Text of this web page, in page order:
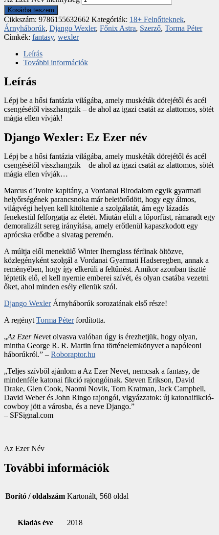
Kosárba teszem
Cikkszám: 9786155632662 Kategóriák: 18+ Felnőtteknek,
Árnyháborúk, Django Wexler, Főnix Astra, Szerző, Torma Péter
Címkék: fantasy, wexler
Leírás
További információk
Leírás
Lépj be a hősi fantázia világába, amely muskéták dörejétől és acél
csengésétől visszhangzik – de ahol az igazi csatát az alattomos, sötét
mágia ellen vívják!
Django Wexler: Ez Ezer név
Lépj be a hősi fantázia világába, amely muskéták dörejétől és acél
csengésétől visszhangzik – de ahol az igazi csatát az alattomos, sötét
mágia ellen vívják…
Marcus d’Ivoire kapitány, a Vordanai Birodalom egyik gyarmati
helyőrségének parancsnoka már beletörődött, hogy egy álmos,
világvégi helyen kell kitöltenie a szolgálatát, ám egy lázadás
fenekestül felforgatja az életét. Miután elült a lőporfüst, rámaradt egy
demoralizált sereg irányítása, amely erőtlenül kapaszkodott egy
aprócska erődbe a sivatag peremén.
A múltja elől menekülő Winter Ihernglass férfinak öltözve,
közlegényként szolgál a Vordanai Gyarmati Hadseregben, annak a
reményében, hogy így elkerüli a feltűnést. Amikor azonban tisztté
léptetik elő, el kell nyernie emberei szívét, és olyan csatába vezetni
őket, ahol minden esély ellenük szól.
Django WexlerÁrnyháborúk sorozatának első része!
A regényt Torma Péterfordította.
„Az Ezer Nevet olvasva valóban úgy is érezhetjük, hogy olyan,
mintha George R. R. Martin írna történelemkönyvet a napóleoni
háborúkról.” – Roboraptor.hu
„Teljes szívből ajánlom a Az Ezer Nevet, nemcsak a fantasy, de
mindenféle katonai fikció rajongóinak. Steven Erikson, David
Drake, Glen Cook, Naomi Novik, Tom Kratman, Jack Campbell,
David Weber és John Ringo rajongói, vigyázzatok: új katonaifikció-
cowboy jött a városba, és a neve Django.”
– SFSignal.com
Az Ezer Név
További információk
Borító / oldalszám Kartonált, 568 oldal
Kiadás éve 2018